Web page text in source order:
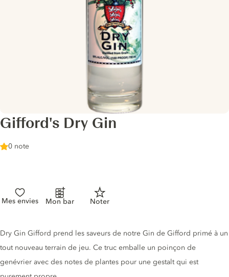
Gifford's Dry Gin
0 note
Mes envies Mon bar Noter
Description du gin
Dry Gin Gifford prend les saveurs de notre Gin de Gifford primé à un
tout nouveau terrain de jeu. Ce truc emballe un poinçon de
genévrier avec des notes de plantes pour une gestalt qui est